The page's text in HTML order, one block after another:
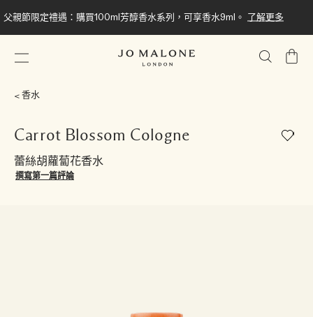
父親節限定禮遇：購買100ml芳醇香水系列，可享香水9ml。 了解更多
我
香水
Carrot Blossom Cologne
蕾絲胡蘿蔔花香水
撰寫第一篇評論